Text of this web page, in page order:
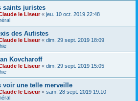
saints juristes
le Liseur« jeu. 10 oct. 2019 22:48
des Autistes
le Liseur« dim. 29 sept. 2019 18:09
Kovcharoff
le Liseur« dim. 29 sept. 2019 15:05
voir une telle merveille
le Liseur« sam. 28 sept. 2019 19:10